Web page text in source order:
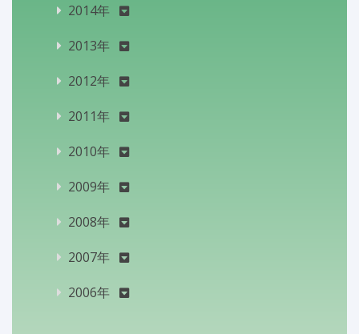
2014年
2013年
2012年
2011年
2010年
2009年
2008年
2007年
2006年